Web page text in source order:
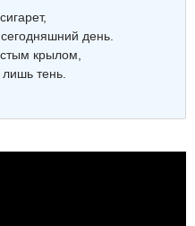
день.
крылом,
тень.